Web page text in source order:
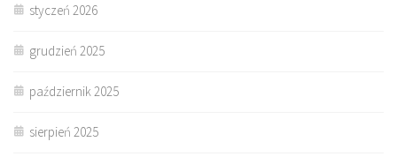
styczeń 2026
grudzień 2025
październik 2025
sierpień 2025